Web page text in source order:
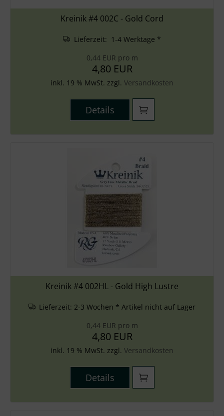
Kreinik #4 002C - Gold Cord
Lieferzeit: 1-4 Werktage *
0,44 EUR pro m
4,80 EUR
inkl. 19 % MwSt. zzgl. Versandkosten
Details
Kreinik #4 002HL - Gold High Lustre
Lieferzeit: 2-3 Wochen * Artikel nicht auf Lager
0,44 EUR pro m
4,80 EUR
inkl. 19 % MwSt. zzgl. Versandkosten
Details